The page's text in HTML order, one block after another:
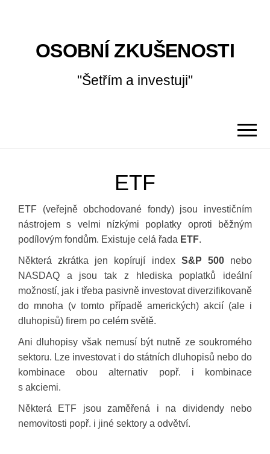
OSOBNÍ ZKUŠENOSTI
"Šetřím a investuji"
ETF
ETF (veřejně obchodované fondy) jsou investičním
nástrojem s velmi nízkými poplatky oproti běžným
podílovým fondům. Existuje celá řada ETF.
Některá zkrátka jen kopírují index S&P 500nebo
NASDAQ a jsou tak z hlediska poplatků ideální
možností, jak i třeba pasivně investovat diverzifikovaně
do mnoha (v tomto případě amerických) akcií (ale i
dluhopisů) firem po celém světě.
Ani dluhopisy však nemusí být nutně ze soukromého
sektoru. Lze investovat i do státních dluhopisů nebo do
kombinace obou alternativ popř. i kombinace
s akciemi.
Některá ETF jsou zaměřená i na dividendy nebo
nemovitosti popř. i jiné sektory a odvětví.